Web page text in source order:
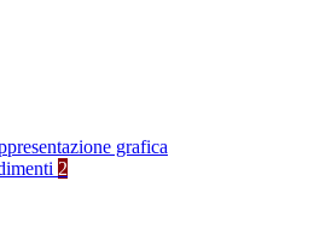
grafica
2